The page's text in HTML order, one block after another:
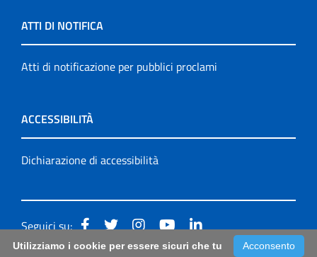
ATTI DI NOTIFICA
Atti di notificazione per pubblici proclami
ACCESSIBILITÀ
Dichiarazione di accessibilità
Seguici su:
Acconsento
Utilizziamo i cookie per essere sicuri che tu